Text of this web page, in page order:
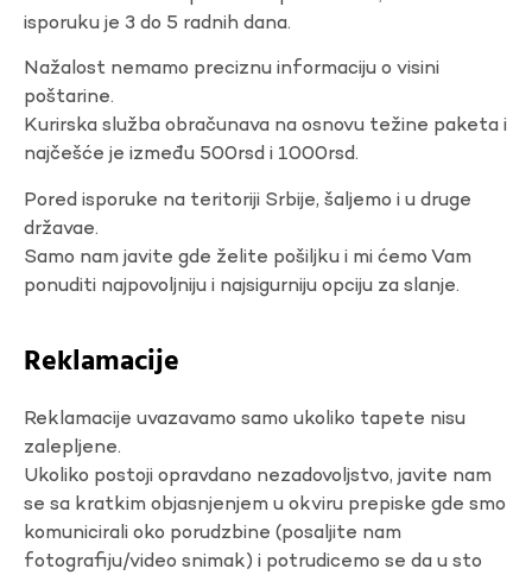
isporuku je 3 do 5 radnih dana.
Nažalost nemamo preciznu informaciju o visini
poštarine.
Kurirska služba obračunava na osnovu težine paketa i
najčešće je između 500rsd i 1000rsd.
Pored isporuke na teritoriji Srbije, šaljemo i u druge
državae.
Samo nam javite gde želite pošiljku i mi ćemo Vam
ponuditi najpovoljniju i najsigurniju opciju za slanje.
Reklamacije
Reklamacije uvazavamo samo ukoliko tapete nisu
zalepljene.
Ukoliko postoji opravdano nezadovoljstvo, javite nam
se sa kratkim objasnjenjem u okviru prepiske gde smo
komunicirali oko porudzbine (posaljite nam
fotografiju/video snimak) i potrudicemo se da u sto